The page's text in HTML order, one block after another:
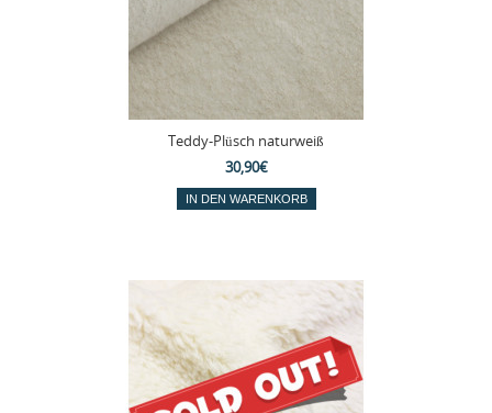
Teddy-Plüsch naturweiß
30,90€